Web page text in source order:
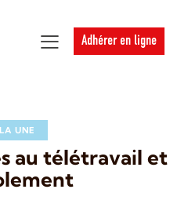
Adhérer en ligne
UNE
au télétravail et